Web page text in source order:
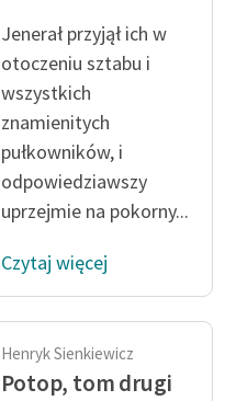
Jenerał przyjął ich w
otoczeniu sztabu i
wszystkich
znamienitych
pułkowników, i
odpowiedziawszy
uprzejmie na pokorny...
Czytaj więcej
Henryk Sienkiewicz
Potop, tom drugi